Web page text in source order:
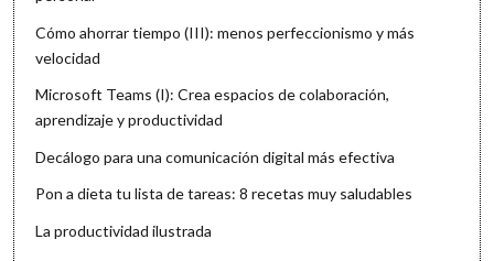
Cómo ahorrar tiempo (III): menos perfeccionismo y más
velocidad
Microsoft Teams (I): Crea espacios de colaboración,
aprendizaje y productividad
Decálogo para una comunicación digital más efectiva
Pon a dieta tu lista de tareas: 8 recetas muy saludables
La productividad ilustrada